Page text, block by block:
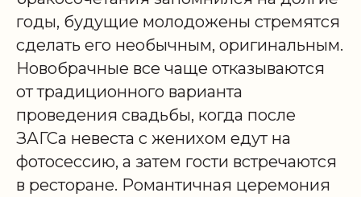
годы, будущие молодожены стремятся
сделать его необычным, оригинальным.
Новобрачные все чаще отказываются
от традиционного варианта
проведения свадьбы, когда после
ЗАГСа невеста с женихом едут на
фотосессию, а затем гости встречаются
в ресторане. Романтичная церемония